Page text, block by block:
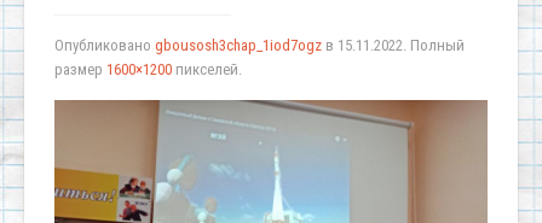
Опубликовано gbousosh3chap_1iod7ogz в 15.11.2022. Полный
размер 1600×1200 пикселей.